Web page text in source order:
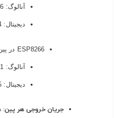
آنالوگ: 6 پین
دیجیتال : 14 پین
ESP8266 در پین های مخصوص
آنالوگ: 1 پین - پایه TOUT
دیجیتال : 5 پین
جریان خروجی هر پین: 20mA